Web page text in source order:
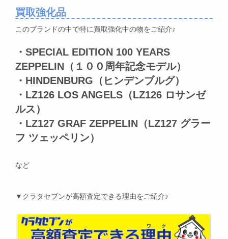
買取強化品
このブランドの中で特に買取強化中の物をご紹介♪
・SPECIAL EDITION 100 YEARS
ZEPPELIN（１００周年記念モデル）
・HINDENBURG（ヒンデンブルグ）
・LZ126 LOS ANGELS（LZ126 ロサンゼ
ルス）
・LZ127 GRAF ZEPPELIN（LZ127 グラー
フ ツェッペリン）
など
▼クラタセブンが高額査定できる理由をご紹介♪